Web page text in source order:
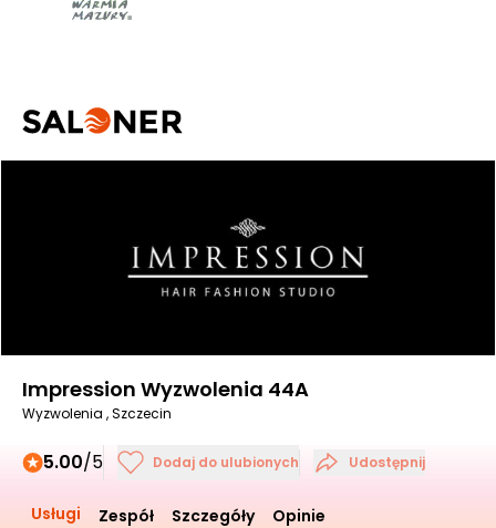
Impression Wyzwolenia 44A
Wyzwolenia , Szczecin
5.00/5 Dodaj do ulubionych Udostępnij
Usługi Zespół Szczegóły Opinie